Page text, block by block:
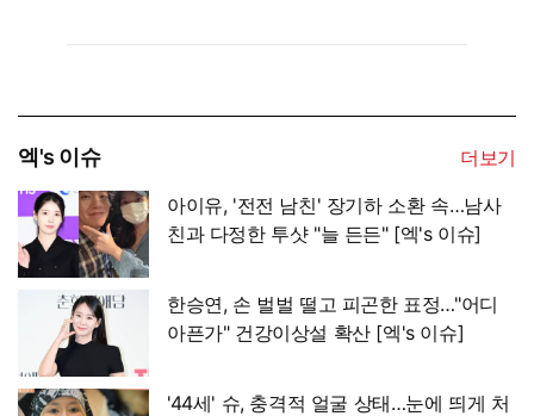
엑's 이슈
더보기
아이유, '전전 남친' 장기하 소환 속…남사
친과 다정한 투샷 "늘 든든" [엑's 이슈]
한승연, 손 벌벌 떨고 피곤한 표정…"어디
아픈가" 건강이상설 확산 [엑's 이슈]
'44세' 슈, 충격적 얼굴 상태…눈에 띄게 처